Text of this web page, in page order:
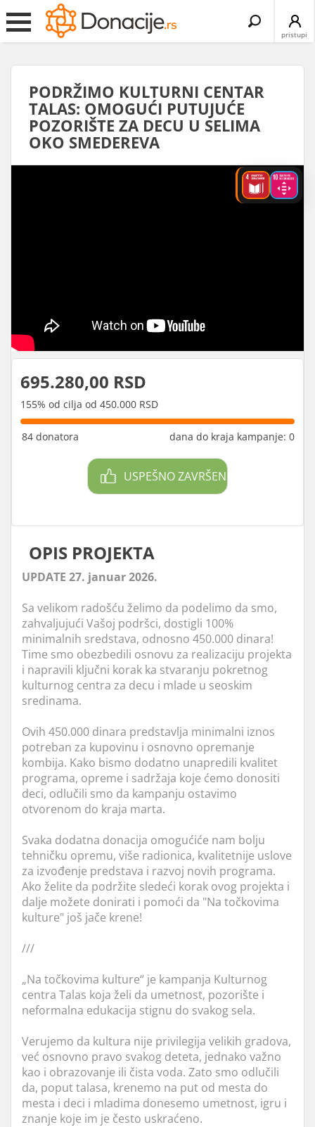
pristupi
Search
PODRŽIMO KULTURNI CENTAR
TALAS: OMOGUĆI PUTUJUĆE
POZORIŠTE ZA DECU U SELIMA
OKO SMEDEREVA
695.280,00 RSD
155% od cilja od 450.000 RSD
84 donatora dana do kraja kampanje: 0
USPEŠNO ZAVRŠEN
OPIS PROJEKTA
UPDATE 27. januar 2026.
Sa velikom radošću želimo da podelimo da smo,
zahvaljujući Vašoj podršci, dostigli 100%
minimalnih sredstava, odnosno 450.000 dinara!
Time smo obezbedili osnovu za realizaciju projekta
i napravili ključni korak ka stvaranju pokretnog
kulturnog centra za decu i mlade u seoskim
sredinama.
Ovih 450.000 dinara predstavlja minimalni iznos
potreban za kupovinu i osnovno opremanje
kombija. Kako bismo dodatno unapredili kvalitet
programa, opreme i sadržaja koje ćemo donositi
deci, odlučili smo da kampanju ostavimo
otvorenom do kraja marta.
Svaka dodatna donacija omogućiće nam bolju
tehničku opremu, više radionica, kvalitetnije uslove
za izvođenje predstava i razvoj novih programa.
Ako želite da podržite sledeći korak ovog projekta i
dalje možete donirati i pomoći da "Na točkovima
kulture" još jače krene!
///
„Na točkovima kulture“ je kampanja Kulturnog
centra Talas koja želi da umetnost, pozorište i
neformalna edukacija stignu do svakog sela.
Verujemo da kultura nije privilegija velikih gradova,
već osnovno pravo svakog deteta, jednako važno
kao i obrazovanje ili čista voda. Zato smo odlučili
da, poput talasa, krenemo na put od mesta do
mesta i deci i mladima donesemo umetnost, igru i
znanje koje im je često uskraćeno.